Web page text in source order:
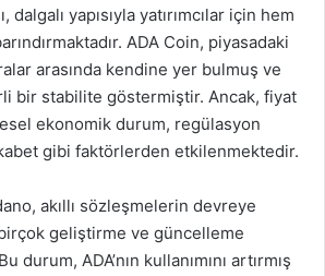
dalgalı yapısıyla yatırımcılar için hem
ADA Coin, piyasadaki
arasında kendine yer bulmuş ve
bir stabilite göstermiştir. Ancak, fiyat
ekonomik durum, regülasyon
gibi faktörlerden etkilenmektedir.
akıllı sözleşmelerin devreye
geliştirme ve güncelleme
ADA’nın kullanımını artırmış